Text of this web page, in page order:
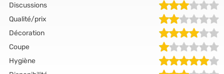
Discussions
Qualité/prix
Décoration
Coupe
Hygiène